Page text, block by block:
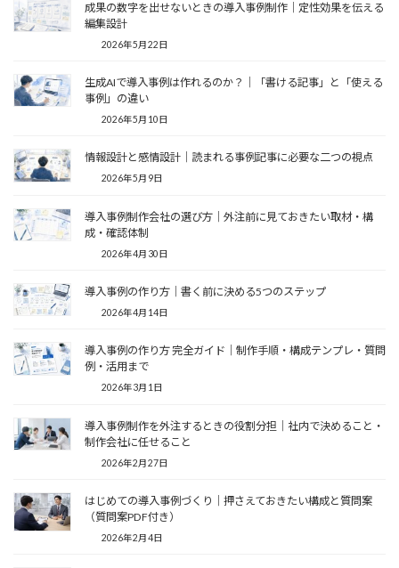
成果の数字を出せないときの導入事例制作｜定性効果を伝える
編集設計
2026年5月22日
生成AIで導入事例は作れるのか？｜「書ける記事」と「使える
事例」の違い
2026年5月10日
情報設計と感情設計｜読まれる事例記事に必要な二つの視点
2026年5月9日
導入事例制作会社の選び方｜外注前に見ておきたい取材・構
成・確認体制
2026年4月30日
導入事例の作り方｜書く前に決める5つのステップ
2026年4月14日
導入事例の作り方 完全ガイド｜制作手順・構成テンプレ・質問
例・活用まで
2026年3月1日
導入事例制作を外注するときの役割分担｜社内で決めること・
制作会社に任せること
2026年2月27日
はじめての導入事例づくり｜押さえておきたい構成と質問案
（質問案PDF付き）
2026年2月4日